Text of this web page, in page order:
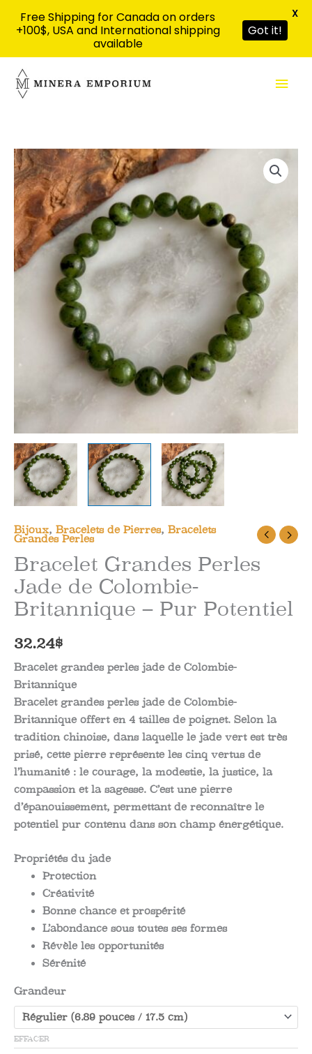
contenu
Bijoux, Bracelets de Pierres, Bracelets
Grandes Perles
Bracelet Grandes Perles
Jade de Colombie-
Britannique – Pur Potentiel
32.24$
Bracelet grandes perles jade de Colombie-
Britannique
Bracelet grandes perles jade de Colombie-
Britannique offert en 4 tailles de poignet. Selon la
tradition chinoise, dans laquelle le jade vert est très
prisé, cette pierre représente les cinq vertus de
l’humanité : le courage, la modestie, la justice, la
compassion et la sagesse. C’est une pierre
d’épanouissement, permettant de reconnaître le
potentiel pur contenu dans son champ énergétique.
Propriétés du jade
Protection
Créativité
Bonne chance et prospérité
L’abondance sous toutes ses formes
Révèle les opportunités
Sérénité
Grandeur
EFFACER
Free Shipping for Canada on orders
+100$, USA and International shipping
available
Got it!
X